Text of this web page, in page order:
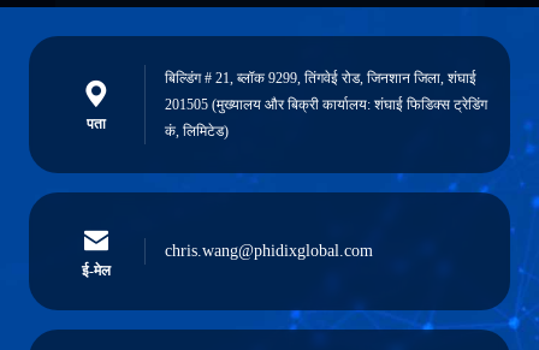
पता
बिल्डिंग # 21, ब्लॉक 9299, तिंगवेई रोड, जिनशान जिला, शंघाई
201505 (मुख्यालय और बिक्री कार्यालय: शंघाई फिडिक्स ट्रेडिंग
कं, लिमिटेड)
ई-मेल
chris.wang@phidixglobal.com